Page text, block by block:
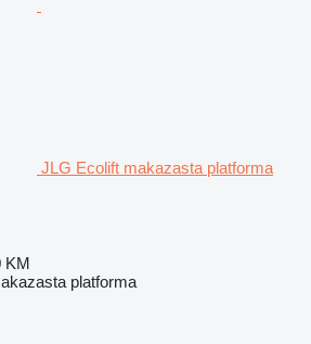
JLG Ecolift makazasta platforma
KM
platforma